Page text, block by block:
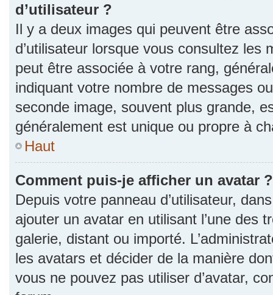
d’utilisateur ?
Il y a deux images qui peuvent être
d’utilisateur lorsque vous consultez les
peut être associée à votre rang,
indiquant votre nombre de messages
seconde image, souvent plus grande,
généralement est unique ou propre à
Haut
Comment puis-je afficher un avatar ?
Depuis votre panneau d’utilisateur,
ajouter un avatar en utilisant l’une des
galerie, distant ou importé.
les avatars et décider de la manière
vous ne pouvez pas utiliser d’avatar,